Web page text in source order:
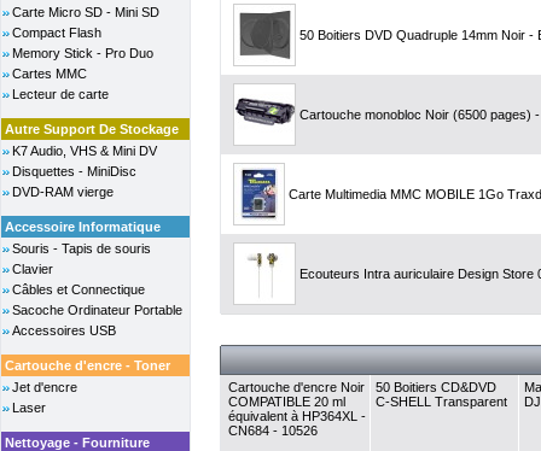
Carte Micro SD - Mini SD
Compact Flash
Memory Stick - Pro Duo
Cartes MMC
Lecteur de carte
Autre Support De Stockage
K7 Audio, VHS & Mini DV
Disquettes - MiniDisc
DVD-RAM vierge
Accessoire Informatique
Souris - Tapis de souris
Clavier
Câbles et Connectique
Sacoche Ordinateur Portable
Accessoires USB
Cartouche d'encre - Toner
Jet d'encre
Laser
Nettoyage - Fourniture
50 Boitiers DVD Quadruple 14mm Noir -
Cartouche monobloc Noir (6500 pages)
Carte Multimedia MMC MOBILE 1Go
Ecouteurs Intra auriculaire Design Store
Cartouche d'encre Noir
COMPATIBLE 20 ml
équivalent à HP364XL -
CN684 - 10526
50 Boitiers CD&DVD
C-SHELL Transparent